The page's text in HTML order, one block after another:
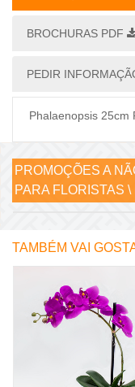
BROCHURAS PDF
PEDIR
Phalaenopsis 25cm
PROMOÇÕES A
PARA FLORISTAS
TAMBÉM VAI